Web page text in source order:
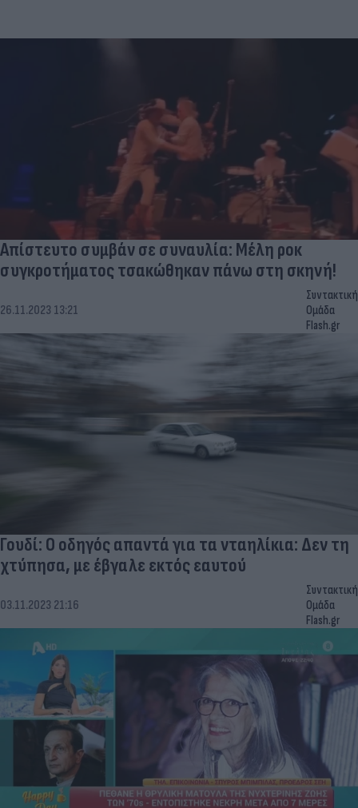
Απίστευτο συμβάν σε συναυλία: Μέλη ροκ
συγκροτήματος τσακώθηκαν πάνω στη σκηνή!
26.11.2023 13:21
Συντακτική
Ομάδα
Flash.gr
Γουδί: Ο οδηγός απαντά για τα νταηλίκια: Δεν τη
χτύπησα, με έβγαλε εκτός εαυτού
03.11.2023 21:16
Συντακτική
Ομάδα
Flash.gr